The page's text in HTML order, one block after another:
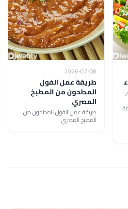
2026-07-08
طريقة عمل الفول
المطحون من المطبخ
المصري
طريقة عمل الفول المطحون من
المطبخ المصري